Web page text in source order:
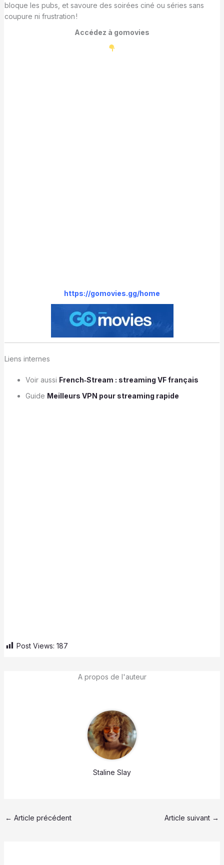
bloque les pubs, et savoure des soirées ciné ou séries sans
coupure ni frustration !
Accédez à gomovies
https://gomovies.gg/home
Liens internes
Voir aussi French‑Stream : streaming VF français
Guide Meilleurs VPN pour streaming rapide
Post Views: 187
A propos de l'auteur
Staline Slay
← Article précédent Article suivant →